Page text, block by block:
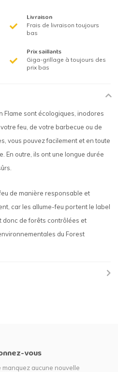
Livraison
Frais de livraison toujours
bas
Prix saillants
Giga-grillage à toujours des
prix bas
Flame sont écologiques, inodores
feu, de votre barbecue ou de
vous pouvez facilement et en toute
En outre, ils ont une longue durée
de manière responsable et
car les allume-feu portent le label
donc de forêts contrôlées et
du Forest
vous
aucune nouvelle